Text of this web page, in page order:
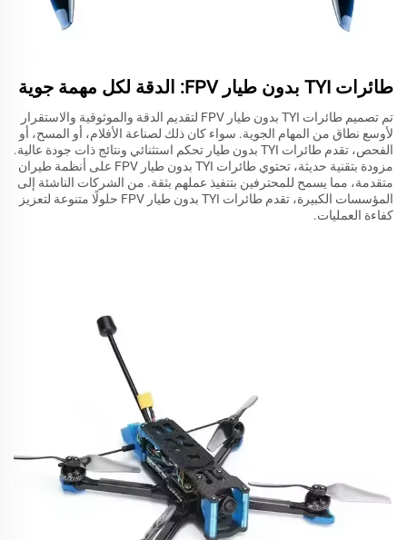
طائرات TYI بدون طيار FPV: الدقة لكل مهمة جوية
تم تصميم طائرات TYI بدون طيار FPV لتقديم الدقة والموثوقية والاستقرار
لأوسع نطاق من المهام الجوية. سواء كان ذلك لصناعة الأفلام، أو المسح، أو
الفحص، تقدم طائرات TYI بدون طيار تحكم استثنائي ونتائج ذات جودة عالية.
مزودة بتقنية حديثة، تحتوي طائرات TYI بدون طيار FPV على أنظمة طيران
متقدمة، مما يسمح للمحترفين بتنفيذ عملهم بثقة. من الشركات الناشئة إلى
المؤسسات الكبيرة، تقدم طائرات TYI بدون طيار FPV حلولًا متنوعة لتعزيز
كفاءة العمليات.